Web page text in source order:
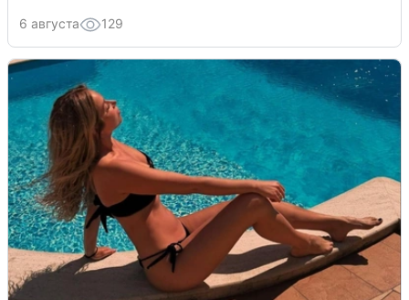
6 августа 129